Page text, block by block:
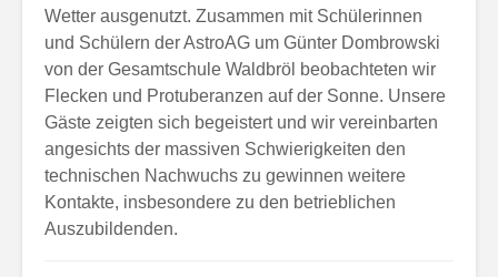
Wetter ausgenutzt. Zusammen mit Schülerinnen
und Schülern der AstroAG um Günter Dombrowski
von der Gesamtschule Waldbröl beobachteten wir
Flecken und Protuberanzen auf der Sonne. Unsere
Gäste zeigten sich begeistert und wir vereinbarten
angesichts der massiven Schwierigkeiten den
technischen Nachwuchs zu gewinnen weitere
Kontakte, insbesondere zu den betrieblichen
Auszubildenden.